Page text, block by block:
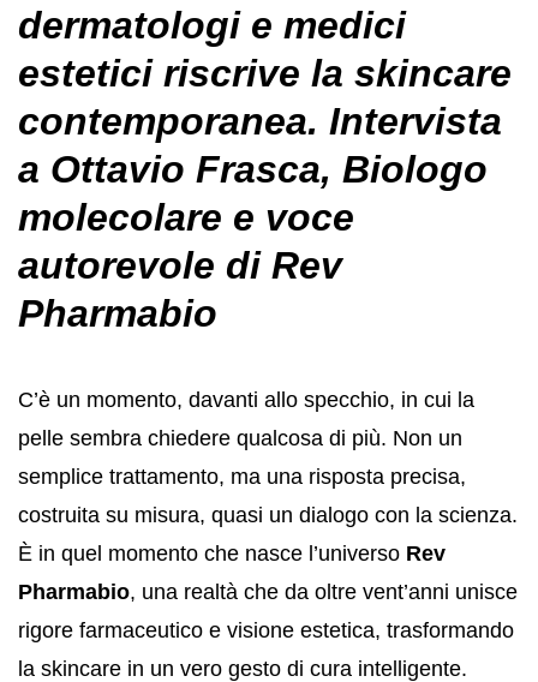
dermatologi e medici
estetici riscrive la skincare
contemporanea. Intervista
a Ottavio Frasca, Biologo
molecolare e voce
autorevole di Rev
Pharmabio
C’è un momento, davanti allo specchio, in cui la
pelle sembra chiedere qualcosa di più. Non un
semplice trattamento, ma una risposta precisa,
costruita su misura, quasi un dialogo con la scienza.
È in quel momento che nasce l’universo Rev
Pharmabio, una realtà che da oltre vent’anni unisce
rigore farmaceutico e visione estetica, trasformando
la skincare in un vero gesto di cura intelligente.